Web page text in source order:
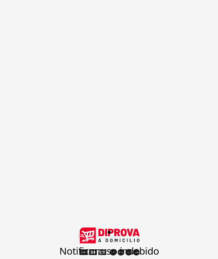
.
Notificar uso indebido